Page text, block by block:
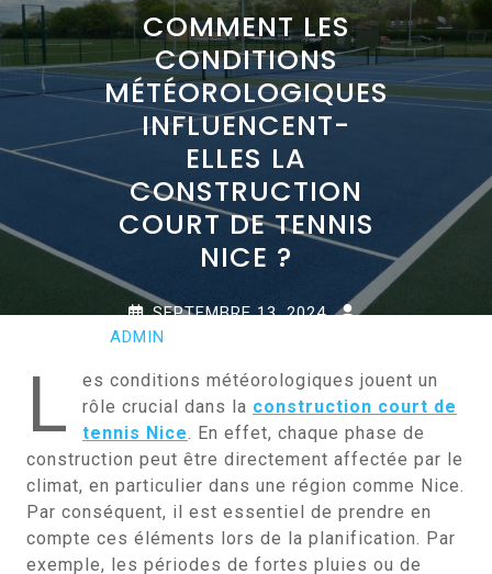
COMMENT LES
CONDITIONS
MÉTÉOROLOGIQUES
INFLUENCENT-
ELLES LA
CONSTRUCTION
COURT DE TENNIS
NICE ?
SEPTEMBRE 13, 2024
ADMIN
L
es conditions météorologiques jouent un
rôle crucial dans la construction court de
tennis Nice. En effet, chaque phase de
construction peut être directement affectée par le
climat, en particulier dans une région comme Nice.
Par conséquent, il est essentiel de prendre en
compte ces éléments lors de la planification. Par
exemple, les périodes de fortes pluies ou de